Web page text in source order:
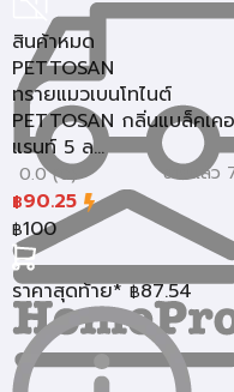
สินค้าหมด
PETTOSAN
ทรายแมวเบนโทไนต์
PETTOSAN กลิ่นแบล็คเค
แรนท์ 5 ล...
0.0 (0) ขายแล้ว
฿90.25
฿100
ราคาสุดท้าย* ฿87.54